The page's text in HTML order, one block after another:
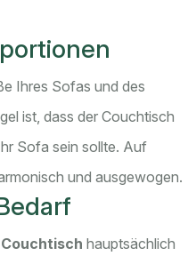
Ihres Sofas und des
ist, dass der Couchtisch
Sofa sein sollte. Auf
und ausgewogen.
Couchtisch hauptsächlich